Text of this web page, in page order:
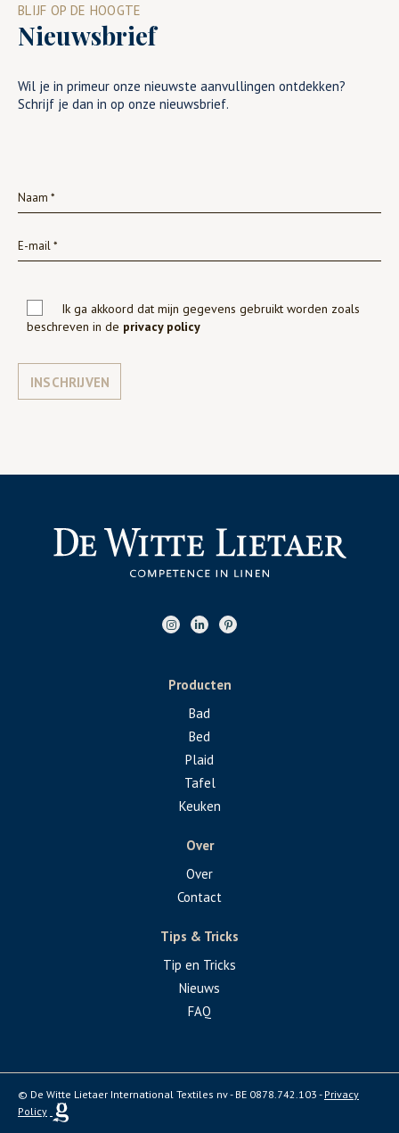
BLIJF OP DE HOOGTE
Nieuwsbrief
Wil je in primeur onze nieuwste aanvullingen ontdekken?
Schrijf je dan in op onze nieuwsbrief.
Ik ga akkoord dat mijn gegevens gebruikt worden zoals
beschreven in de privacy policy
INSCHRIJVEN
Producten
Bad
Bed
Plaid
Tafel
Keuken
Over
Over
Contact
Tips & Tricks
Tip en Tricks
Nieuws
FAQ
© De Witte Lietaer International Textiles nv - BE 0878.742.103 - Privacy
Policy